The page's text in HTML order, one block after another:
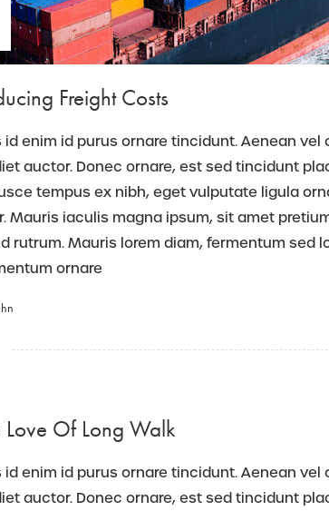
Freight Costs
id enim id purus ornare tincidunt. Aenean
auctor. Donec ornare, est sed tincidunt
tempus ex nibh, eget vulputate ligula
Mauris iaculis magna ipsum, sit amet
rutrum. Mauris lorem diam, fermentum sed
ornare
Love Of Long Walk
id enim id purus ornare tincidunt. Aenean
auctor. Donec ornare, est sed tincidunt